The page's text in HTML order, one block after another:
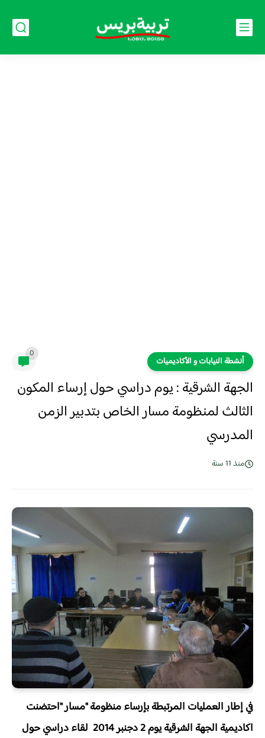
أنشطة النيابات و الأكاديميات
0
الجهة الشرقية : يوم دراسي حول إرساء المكون
الثالث لمنظومة مسار الخاص بتدبير الزمن
المدرسي
منذ 11 سنة
في إطار العمليات المرتبطة بإرساء منظومة "مسار "احتضنت
اكاديمية الجهة الشرقية يوم 2 دجنبر 2014 لقاء دراسي حول